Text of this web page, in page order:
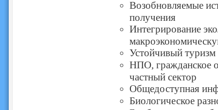
Возобновляемые
получения
Интегрирование
Устойчивый
НПО, гражданское
частный сектор
Общедоступная
Биологическое